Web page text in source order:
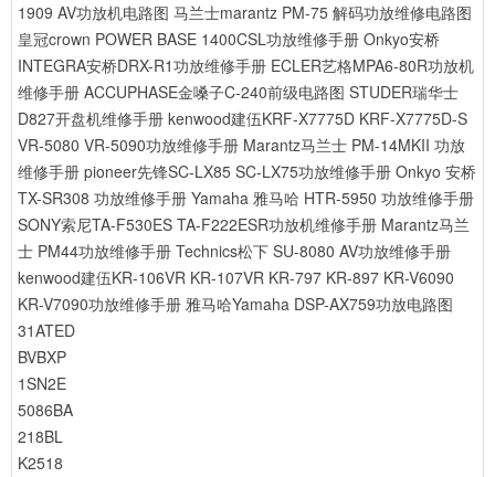
1909 AV功放机电路图 马兰士marantz PM-75 解码功放维修电路图
皇冠crown POWER BASE 1400CSL功放维修手册 Onkyo安桥
INTEGRA安桥DRX-R1功放维修手册 ECLER艺格MPA6-80R功放机
维修手册 ACCUPHASE金嗓子C-240前级电路图 STUDER瑞华士
D827开盘机维修手册 kenwood建伍KRF-X7775D KRF-X7775D-S
VR-5080 VR-5090功放维修手册 Marantz马兰士 PM-14MKII 功放
维修手册 pioneer先锋SC-LX85 SC-LX75功放维修手册 Onkyo 安桥
TX-SR308 功放维修手册 Yamaha 雅马哈 HTR-5950 功放维修手册
SONY索尼TA-F530ES TA-F222ESR功放机维修手册 Marantz马兰
士 PM44功放维修手册 Technics松下 SU-8080 AV功放维修手册
kenwood建伍KR-106VR KR-107VR KR-797 KR-897 KR-V6090
KR-V7090功放维修手册 雅马哈Yamaha DSP-AX759功放电路图
31ATED
BVBXP
1SN2E
5086BA
218BL
K2518